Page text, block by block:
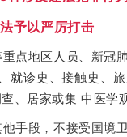
予以严厉打击
点地区人员、新冠
就诊史、接触史、
、居家或集 中医学
手段，不接受国境